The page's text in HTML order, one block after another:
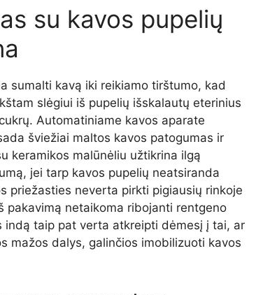
su kavos pupelių
sumalti kavą iki reikiamo tirštumo, kad
slėgiui iš pupelių išskalautų eterinius
Automatiniame kavos aparate
šviežiai maltos kavos patogumas ir
keramikos malūnėliu užtikrina ilgą
jei tarp kavos pupelių neatsiranda
priežasties neverta pirkti pigiausių rinkoje
pakavimą netaikoma ribojanti rentgeno
indą taip pat verta atkreipti dėmesį į tai, ar
mažos dalys, galinčios imobilizuoti kavos